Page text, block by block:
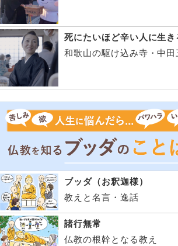
死にたいほど辛い人に生
和歌山の駆け込み寺・中田
ブッダ（お釈迦様）
教えと名言・逸話
諸行無常
仏教の根幹となる教え